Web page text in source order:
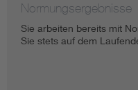
Normungsergebnisse
Sie arbeiten bereits mit
Sie stets auf dem